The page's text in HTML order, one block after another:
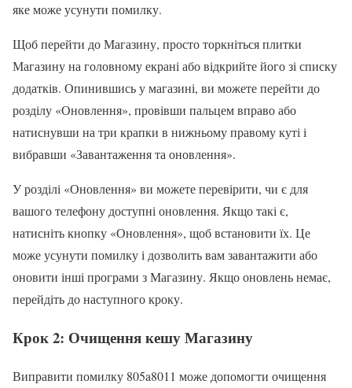
яке може усунути помилку.
Щоб перейти до Магазину, просто торкніться плитки
Магазину на головному екрані або відкрийте його зі списку
додатків. Опинившись у магазині, ви можете перейти до
розділу «Оновлення», провівши пальцем вправо або
натиснувши на три крапки в нижньому правому куті і
вибравши «Завантаження та оновлення».
У розділі «Оновлення» ви можете перевірити, чи є для
вашого телефону доступні оновлення. Якщо такі є,
натисніть кнопку «Оновлення», щоб встановити їх. Це
може усунути помилку і дозволить вам завантажити або
оновити інші програми з Магазину. Якщо оновлень немає,
перейдіть до наступного кроку.
Крок 2: Очищення кешу Магазину
Виправити помилку 805a8011 може допомогти очищення